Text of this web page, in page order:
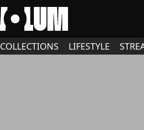
COLLECTIONS LIFESTYLE